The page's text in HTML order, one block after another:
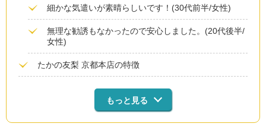
細かな気遣いが素晴らしいです！(30代前半/女性)
無理な勧誘もなかったので安心しました。(20代後半/
女性)
たかの友梨 京都本店の特徴
もっと見る